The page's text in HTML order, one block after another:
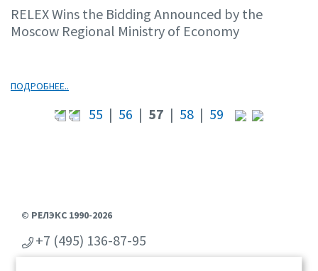
RELEX Wins the Bidding Announced by the
Moscow Regional Ministry of Economy
ПОДРОБНЕЕ..
55 | 56 | 57 | 58 | 59
© РЕЛЭКС 1990-2026
+7 (495) 136-87-95